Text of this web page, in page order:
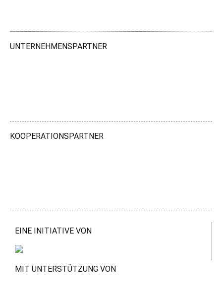
UNTERNEHMENSPARTNER
KOOPERATIONSPARTNER
EINE INITIATIVE VON
MIT UNTERSTÜTZUNG VON